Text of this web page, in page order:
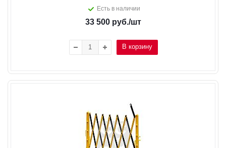
Есть в наличии
33 500 руб./шт
В корзину